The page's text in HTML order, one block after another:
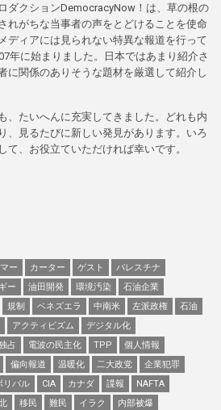
ダクションDemocracyNow！は、草の根の
れがちな当事者の声をとどけることを使命
ディアには見られない特異な報道を行って
年に始まりました。日本ではあまり紹介さ
に関係のありそうな題材を厳選して紹介し
、たいへんに充実してきました。どれも内
、見るたびに新しい発見があります。いろ
て、お役立ていただければ幸いです。
ー カーター ゲスト
パレスチナ
ー 油田開発 環境汚染
石油企業
規制 ベネズエラ 中南米 左派政権
石油
アクティビズム
デジタル化
占 電波の民主化 TPP
個人情報
偏向報道 温暖化 二大政党
企業犯罪
リバル CIA カナダ 諜報
NAFTA
移民 難民 イラク 内部被爆